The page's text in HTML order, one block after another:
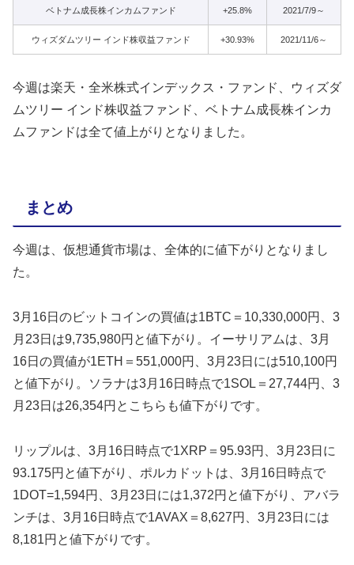
ベトナム成長株インカムファンド +25.8% 2021/7/9～
ウィズダムツリー インド株収益ファンド +30.93% 2021/11/6～
今週は楽天・全米株式インデックス・ファンド、ウィズダ
ムツリー インド株収益ファンド、ベトナム成長株インカ
ムファンドは全て値上がりとなりました。
まとめ
今週は、仮想通貨市場は、全体的に値下がりとなりまし
た。
3月16日のビットコインの買値は1BTC＝10,330,000円、3
月23日は9,735,980円と値下がり。イーサリアムは、3月
16日の買値が1ETH＝551,000円、3月23日には510,100円
と値下がり。ソラナは3月16日時点で1SOL＝27,744円、3
月23日は26,354円とこちらも値下がりです。
リップルは、3月16日時点で1XRP＝95.93円、3月23日に
93.175円と値下がり、ポルカドットは、3月16日時点で
1DOT=1,594円、3月23日には1,372円と値下がり、アバラ
ンチは、3月16日時点で1AVAX＝8,627円、3月23日には
8,181円と値下がりです。